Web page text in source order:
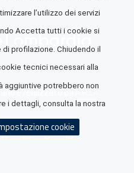
è realizzato daA.R.I.A.
l’utilizzo dei servizi
Accetta tutti i cookie si
profilazione. Chiudendo il
tecnici necessari alla
aggiuntive potrebbero non
i dettagli, consulta la nostra
cookie